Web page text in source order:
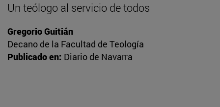
Un teólogo al servicio de todos
Gregorio Guitián
Decano de la Facultad de Teología
Publicado en: Diario de Navarra